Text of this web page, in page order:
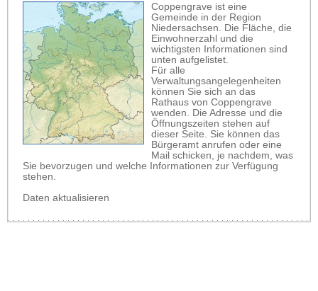
Coppengrave ist eine
Gemeinde in der Region
Niedersachsen. Die Fläche, die
Einwohnerzahl und die
wichtigsten Informationen sind
unten aufgelistet.
Für alle
Verwaltungsangelegenheiten
können Sie sich an das
Rathaus von Coppengrave
wenden. Die Adresse und die
Öffnungszeiten stehen auf
dieser Seite. Sie können das
Bürgeramt anrufen oder eine
Mail schicken, je nachdem, was
Sie bevorzugen und welche Informationen zur Verfügung
stehen.
Daten aktualisieren